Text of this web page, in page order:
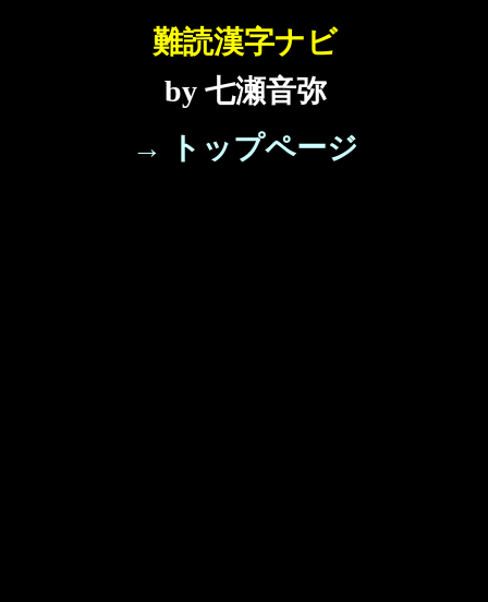
難読漢字ナビ
by 七瀬音弥
→ トップページ